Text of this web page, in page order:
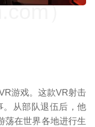
游戏。这款VR射击
从部队退伍后，他
荡在世界各地进行生
）